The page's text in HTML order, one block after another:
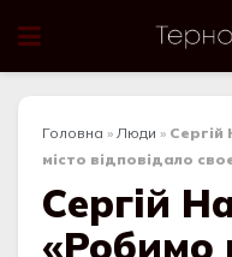
Головна » Люди »
місто відповідало
Сергій
«Робимо